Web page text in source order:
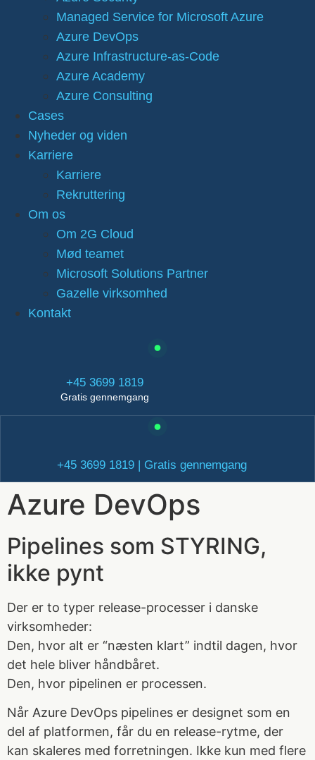
Managed Service for Microsoft Azure
Azure DevOps
Azure Infrastructure-as-Code
Azure Academy
Azure Consulting
Cases
Nyheder og viden
Karriere
Karriere
Rekruttering
Om os
Om 2G Cloud
Mød teamet
Microsoft Solutions Partner
Gazelle virksomhed
Kontakt
+45 3699 1819
Gratis gennemgang
+45 3699 1819 | Gratis gennemgang
Azure DevOps
Pipelines som STYRING,
ikke pynt
Der er to typer release-processer i danske
virksomheder:
Den, hvor alt er “næsten klart” indtil dagen, hvor
det hele bliver håndbåret.
Den, hvor pipelinen er processen.
Når Azure DevOps pipelines er designet som en
del af platformen, får du en release-rytme, der
kan skaleres med forretningen. Ikke kun med flere